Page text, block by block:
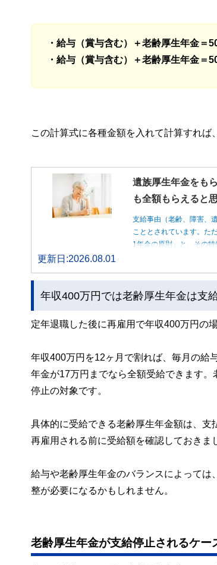
・給与（賞与含む）＋老齢厚生年金
・給与（賞与含む）＋老齢厚生年金
この計算式に各種金額を入れて計算すれば
遺族厚生年金をも
も全額もらえると
支給事由（老齢、障害、
こととされています。た
1年金の原則」と、その特
更新日:2026.08.01
年収400万円では老齢厚生年金は支
定年退職した後に再雇用で年収400万円の
年収400万円を12ヶ月で割れば、毎月の給
年金が17万円までなら全額受給できます
停止の対象です。
具体的に受給できる老齢厚生年金額は、支
再雇用される前に受給額を確認しておきま
給与や老齢厚生年金のバランスによって
整が必要になるかもしれません。
老齢厚生年金が支給停止されるケー